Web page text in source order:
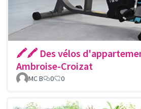
🖍🖍 Des vélos
Ambroise-Croizat
MC B 0 0